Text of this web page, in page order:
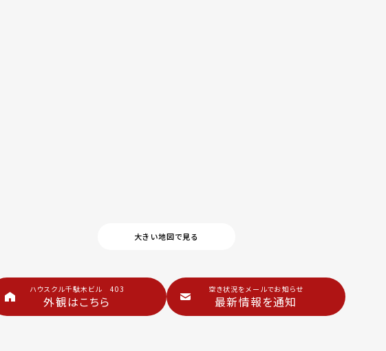
大きい地図で見る
ハウスクル千駄木ビル 403
外観はこちら
空き状況をメールでお知らせ
最新情報を通知